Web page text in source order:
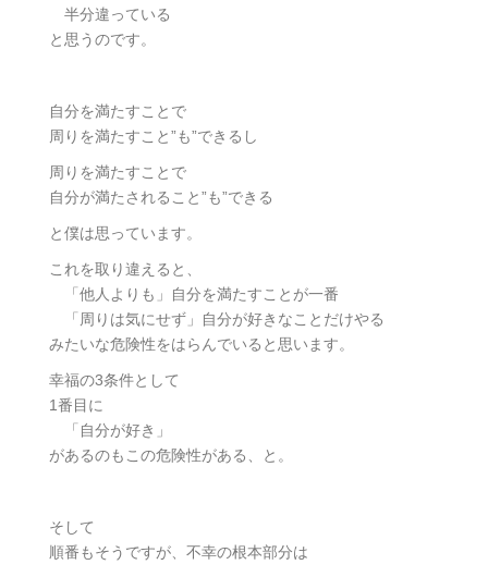
半分違っている
と思うのです。
自分を満たすことで
周りを満たすこと”も”できるし
周りを満たすことで
自分が満たされること”も”できる
と僕は思っています。
これを取り違えると、
「他人よりも」自分を満たすことが一番
「周りは気にせず」自分が好きなことだけやる
みたいな危険性をはらんでいると思います。
幸福の3条件として
1番目に
「自分が好き」
があるのもこの危険性がある、と。
そして
順番もそうですが、不幸の根本部分は